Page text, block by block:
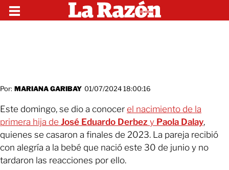
Por: MARIANA GARIBAY 01/07/2024 18:00:16
Este domingo, se dio a conocer el nacimiento de la
primera hija de José Eduardo Derbez y Paola Dalay,
quienes se casaron a finales de 2023. La pareja recibió
con alegría a la bebé que nació este 30 de junio y no
tardaron las reacciones por ello.